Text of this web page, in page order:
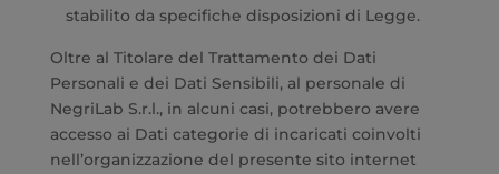
stabilito da specifiche disposizioni di Legge.
Oltre al Titolare del Trattamento dei Dati
Personali e dei Dati Sensibili, al personale di
NegriLab S.r.l., in alcuni casi, potrebbero avere
accesso ai Dati categorie di incaricati coinvolti
nell’organizzazione del presente sito internet